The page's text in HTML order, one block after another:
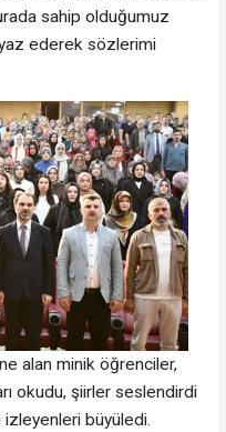
sahip olduğumuz
ederek sözlerimi
alan minik öğrenciler,
okudu, şiirler seslendirdi
büyüledi.